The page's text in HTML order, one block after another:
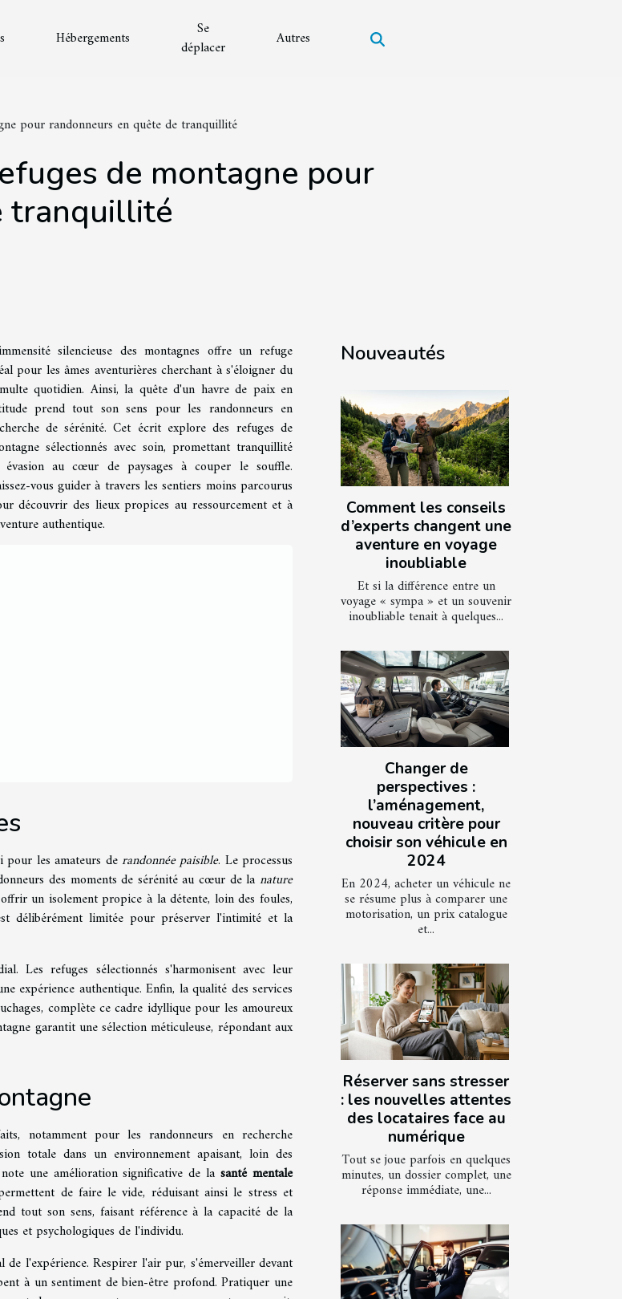
Hébergements
Se
déplacer
Autres
pour randonneurs en quête de tranquillité
de montagne pour
tranquillité
silencieuse des montagnes offre un refuge
pour les âmes aventurières cherchant à s'éloigner du
quotidien. Ainsi, la quête d'un havre de paix en
prend tout son sens pour les randonneurs en
de sérénité. Cet écrit explore des refuges de
sélectionnés avec soin, promettant tranquillité
évasion au cœur de paysages à couper le souffle.
vous guider à travers les sentiers moins parcourus
découvrir des lieux propices au ressourcement et à
authentique.
les amateurs derandonnée paisible. Le processus
des moments de sérénité au cœur de lanature
un isolement propice à la détente, loin des foules,
délibérément limitée pour préserver l'intimité et la
Les refuges sélectionnés s'harmonisent avec leur
expérience authentique. Enfin, la qualité des services
complète ce cadre idyllique pour les amoureux
garantit une sélection méticuleuse, répondant aux
notamment pour les randonneurs en recherche
totale dans un environnement apaisant, loin des
une amélioration significative de lasanté mentale
de faire le vide, réduisant ainsi le stress et
tout son sens, faisant référence à la capacité de la
et psychologiques de l'individu.
l'expérience. Respirer l'air pur, s'émerveiller devant
à un sentiment de bien-être profond. Pratiquer une
Nouveautés
Comment les conseils
d’experts changent une
aventure en voyage
inoubliable
Et si la différence entre un
voyage « sympa » et un souvenir
inoubliable tenait à quelques...
Changer de
perspectives :
l’aménagement,
nouveau critère pour
choisir son véhicule en
2024
En 2024, acheter un véhicule ne
se résume plus à comparer une
motorisation, un prix catalogue
et...
Réserver sans stresser
: les nouvelles attentes
des locataires face au
numérique
Tout se joue parfois en quelques
minutes, un dossier complet, une
réponse immédiate, une...